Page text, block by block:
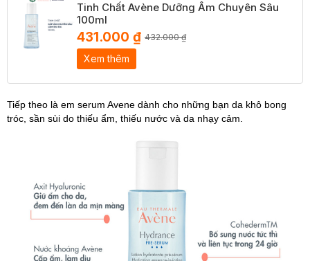
Tinh Chất Avène Dưỡng Ẩm Chuyên Sâu
100ml
431.000 ₫ 432.000 ₫
Xem thêm
Tiếp theo là em serum Avene dành cho những bạn da khô bong
tróc, sần sùi do thiếu ẩm, thiếu nước và da nhạy cảm.